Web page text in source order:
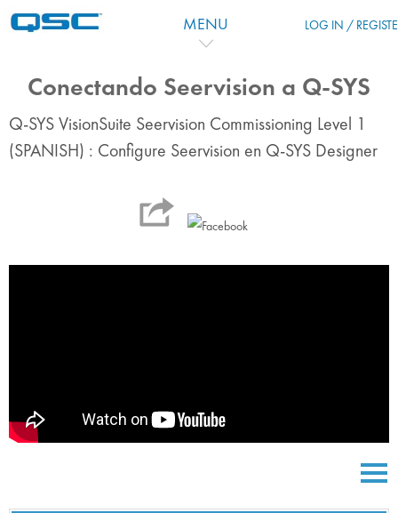
MENU LOG IN /
Conectando Seervision a Q-SYS
Q-SYS VisionSuite Seervision Commissioning Level 1
(SPANISH) : Configure Seervision en Q-SYS Designer